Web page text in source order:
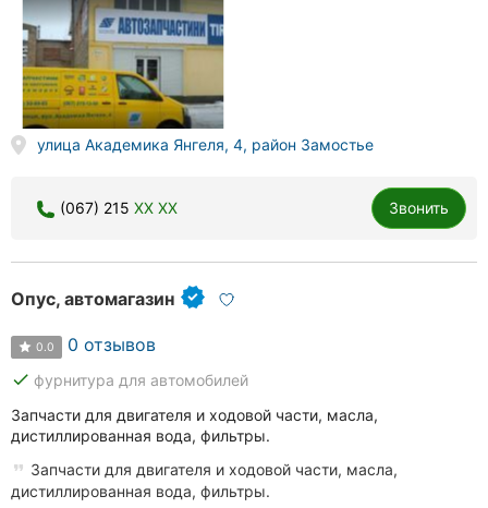
улица Академика Янгеля, 4, район Замостье
(067) 215 XX XX Звонить
Опус, автомагазин
0.0 0 отзывов
done фурнитура для автомобилей
Запчасти для двигателя и ходовой части, масла,
дистиллированная вода, фильтры.
Запчасти для двигателя и ходовой части, масла,
дистиллированная вода, фильтры.